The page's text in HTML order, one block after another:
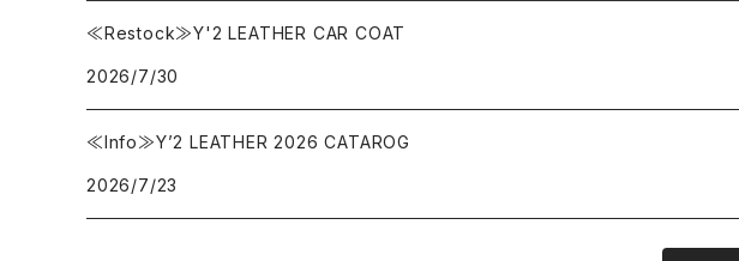
CONVERSE
本、写真集
≪Restock≫Y'2 LEATHER CAR COAT
2026/7/30
≪Info≫Y’2 LEATHER 2026 CATAROG
2026/7/23